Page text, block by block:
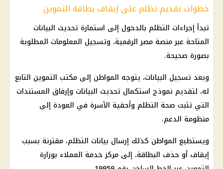
خطوات تقديم تظلم على إيقاف بطاقة التموين
تبدأ إجراءات التظلم بالدخول إلى استمارة تحديث البيانات
المتاحة عبر منصة مصر الرقمية، وتسجيل المعلومات المطلوبة
بصورة صحيحة.
وبعد تسجيل البيانات، يتوجه المواطن إلى مكتب التموين التابع
له، لتقديم نموذج استكمال تحديث البيانات وإرفاق المستندات
التي تثبت صحة التظلم وأحقية الأسرة في العودة إلى
منظومة الدعم.
ويستطيع المواطن كذلك إرسال بيانات التظلم، مقترنة بسبب
إيقاف أو حذف البطاقة، إلى مركز خدمة العملاء بوزارة